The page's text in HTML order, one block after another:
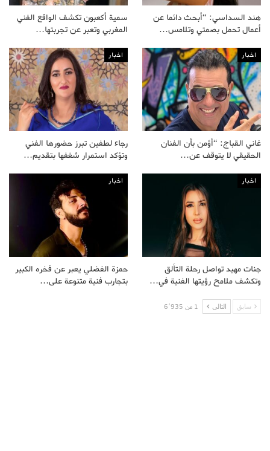
هند السداسي: “أبحث دائما عن
أعمال تحمل بصمتي وتلامس…
سمية أكعبون تكشف الواقع الفني
المغربي وتعبر عن تجربتها…
اخبار
غاني القباج: “أؤمن بأن الفنان
الحقيقي لا يتوقف عن…
اخبار
رجاء لطفين تبرز حضورها الفني
وتؤكد استمرار شغفها بتقديم…
اخبار
جنات مهيد تواصل رحلة التألق
وتكشف ملامح رؤيتها الفنية في…
اخبار
حمزة الفضلي يعبر عن فخره الكبير
بتجارب فنية متنوعة على…
سابق التالى 1 من 6٬935